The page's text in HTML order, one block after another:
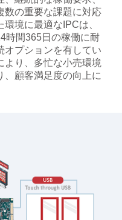
数の重要な課題に対応
境に最適なIPCは、
時間365日の稼働に耐
オプションを有してい
より、多忙な小売環境
、顧客満足度の向上に